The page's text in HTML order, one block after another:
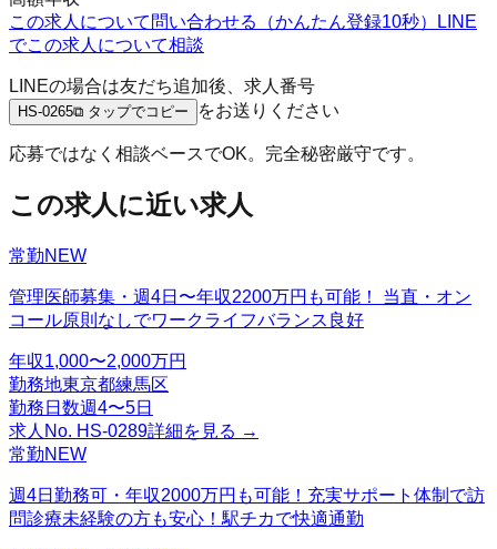
この求人について問い合わせる（かんたん登録10秒）
LINE
でこの求人について相談
LINEの場合は友だち追加後、求人番号
HS-0265⧉ タップでコピー をお送りください
応募ではなく相談ベースでOK。完全秘密厳守です。
この求人に近い求人
常勤NEW
管理医師募集・週4日〜年収2200万円も可能！ 当直・オン
コール原則なしでワークライフバランス良好
年収1,000〜2,000万円
勤務地東京都練馬区
勤務日数週4〜5日
求人No. HS-0289詳細を見る →
常勤NEW
週4日勤務可・年収2000万円も可能！充実サポート体制で訪
問診療未経験の方も安心！駅チカで快適通勤